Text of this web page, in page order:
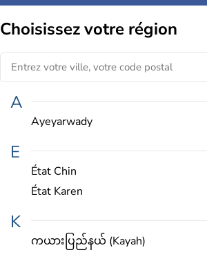
Choisissezvotre région
A
Ayeyarwady
E
État Chin
État Karen
K
ကယားပြည်နယ်‌ (Kayah)